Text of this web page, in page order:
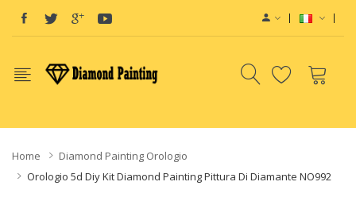
Vape dealse-LiquidVape hardwareE-Liquidsvapor
Home
Diamond Painting Orologio
Orologio 5d Diy Kit Diamond Painting Pittura Di Diamante NO992